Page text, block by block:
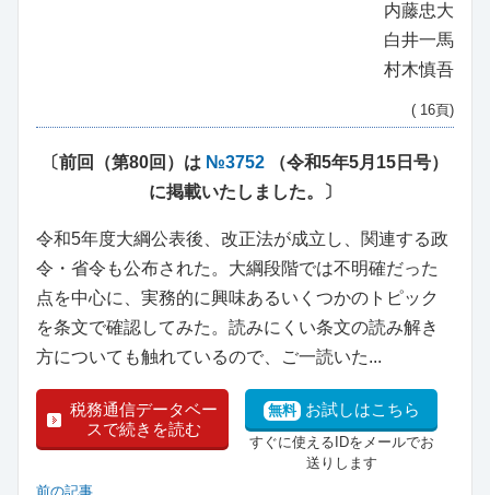
内藤忠大
白井一馬
村木慎吾
( 16頁)
〔前回（第80回）は №3752 （令和5年5月15日号）
に掲載いたしました。〕
令和5年度大綱公表後、改正法が成立し、関連する政
令・省令も公布された。大綱段階では不明確だった
点を中心に、実務的に興味あるいくつかのトピック
を条文で確認してみた。読みにくい条文の読み解き
方についても触れているので、ご一読いた...
税務通信データベー
スで続きを読む
無料 お試しはこちら
すぐに使えるIDをメールでお
送りします
前の記事